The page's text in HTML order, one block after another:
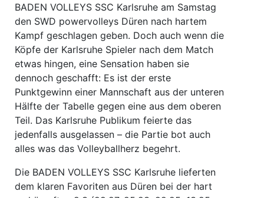
BADEN VOLLEYS SSC Karlsruhe am Samstag
den SWD powervolleys Düren nach hartem
Kampf geschlagen geben. Doch auch wenn die
Köpfe der Karlsruhe Spieler nach dem Match
etwas hingen, eine Sensation haben sie
dennoch geschafft: Es ist der erste
Punktgewinn einer Mannschaft aus der unteren
Hälfte der Tabelle gegen eine aus dem oberen
Teil. Das Karlsruhe Publikum feierte das
jedenfalls ausgelassen – die Partie bot auch
alles was das Volleyballherz begehrt.
Die BADEN VOLLEYS SSC Karlsruhe lieferten
dem klaren Favoriten aus Düren bei der hart